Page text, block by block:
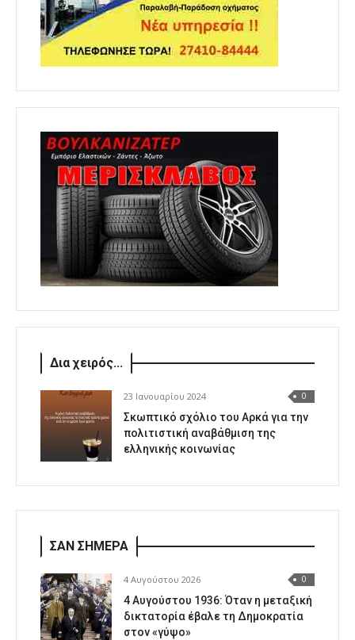
Δια χειρός...
23 Ιανουαρίου 2024 0
Σκωπτικό σχόλιο του Αρκά για την
πολιτιστική αναβάθμιση της
ελληνικής κοινωνίας
ΣΑΝ ΣΗΜΕΡΑ
4 Αυγούστου 2026 0
4 Αυγούστου 1936: Όταν η μεταξική
δικτατορία έβαλε τη Δημοκρατία
στον «γύψο»